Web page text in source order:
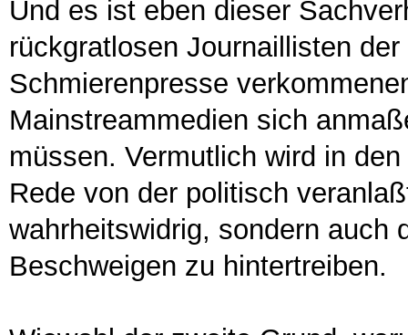
Und es ist eben dieser
rückgratlosen Journaillisten
Schmierenpresse
Mainstreammedien sich
müssen. Vermutlich wird in
Rede von der politisch
wahrheitswidrig, sondern auch
Beschweigen zu hintertreiben.